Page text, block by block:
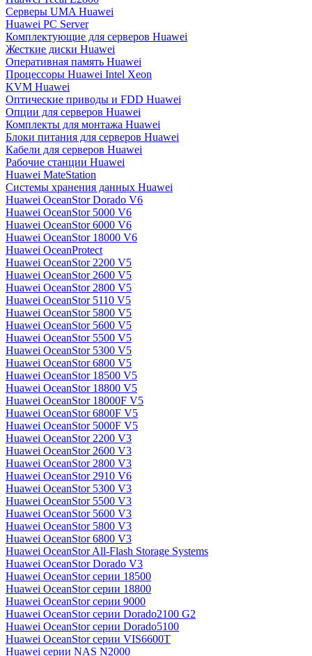
Серверы UMA Huawei
Huawei PC Server
Комплектующие для серверов Huawei
Жесткие диски Huawei
Оперативная память Huawei
Процессоры Huawei Intel Xeon
KVM Huawei
Оптические приводы и FDD Huawei
Опции для серверов Huawei
Комплекты для монтажа Huawei
Блоки питания для серверов Huawei
Кабели для серверов Huawei
Рабочие станции Huawei
Huawei MateStation
Системы хранения данных Huawei
Huawei OceanStor Dorado V6
Huawei OceanStor 5000 V6
Huawei OceanStor 6000 V6
Huawei OceanStor 18000 V6
Huawei OceanProtect
Huawei OceanStor 2200 V5
Huawei OceanStor 2600 V5
Huawei OceanStor 2800 V5
Huawei OceanStor 5110 V5
Huawei OceanStor 5800 V5
Huawei OceanStor 5600 V5
Huawei OceanStor 5500 V5
Huawei OceanStor 5300 V5
Huawei OceanStor 6800 V5
Huawei OceanStor 18500 V5
Huawei OceanStor 18800 V5
Huawei OceanStor 18000F V5
Huawei OceanStor 6800F V5
Huawei OceanStor 5000F V5
Huawei OceanStor 2200 V3
Huawei OceanStor 2600 V3
Huawei OceanStor 2800 V3
Huawei OceanStor 2910 V6
Huawei OceanStor 5300 V3
Huawei OceanStor 5500 V3
Huawei OceanStor 5600 V3
Huawei OceanStor 5800 V3
Huawei OceanStor 6800 V3
Huawei OceanStor All-Flash Storage Systems
Huawei OceanStor Dorado V3
Huawei OceanStor серии 18500
Huawei OceanStor серии 18800
Huawei OceanStor серии 9000
Huawei OceanStor серии Dorado2100 G2
Huawei OceanStor серии Dorado5100
Huawei OceanStor серии VIS6600T
Huawei серии NAS N2000